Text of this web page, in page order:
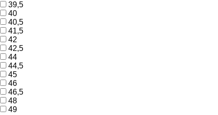
39,5
40
40,5
41,5
42
42,5
44
44,5
45
46
46,5
48
49